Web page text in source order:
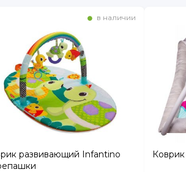
в наличии
развивающий Infantino